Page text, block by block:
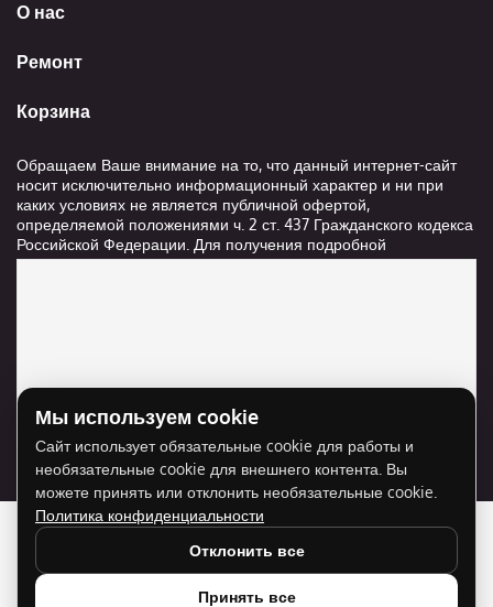
О нас
Ремонт
Корзина
Обращаем Ваше внимание на то, что данный интернет-сайт
носит исключительно информационный характер и ни при
каких условиях не является публичной офертой,
определяемой положениями ч. 2 ст. 437 Гражданского кодекса
Российской Федерации. Для получения подробной
информации о стоимости и сроках выполнения услуг,
Для отображения карты нужно разрешить
использование cookie для внешнего контента.
Разрешить cookie
Мы используем cookie
Сайт использует обязательные cookie для работы и
необязательные cookie для внешнего контента. Вы
можете принять или отклонить необязательные cookie.
Политика конфиденциальности
Отклонить все
Принять все